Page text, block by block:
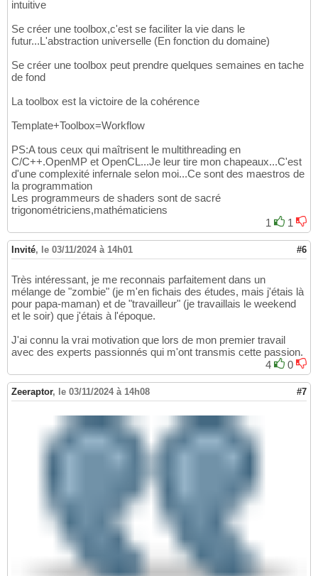
intuitive
Se créer une toolbox,c'est se faciliter la vie dans le
futur...L'abstraction universelle (En fonction du domaine)
Se créer une toolbox peut prendre quelques semaines en tache
de fond
La toolbox est la victoire de la cohérence
Template+Toolbox=Workflow
PS:A tous ceux qui maîtrisent le multithreading en
C/C++.OpenMP et OpenCL...Je leur tire mon chapeaux...C'est
d'une complexité infernale selon moi...Ce sont des maestros de
la programmation
Les programmeurs de shaders sont de sacré
trigonométriciens,mathématiciens
1
1
Invité, le 03/11/2024 à 14h01 #6
Très intéressant, je me reconnais parfaitement dans un
mélange de "zombie" (je m'en fichais des études, mais j'étais là
pour papa-maman) et de "travailleur" (je travaillais le weekend
et le soir) que j'étais à l'époque.
J'ai connu la vrai motivation que lors de mon premier travail
avec des experts passionnés qui m'ont transmis cette passion.
4
0
Zeeraptor, le 03/11/2024 à 14h08 #7